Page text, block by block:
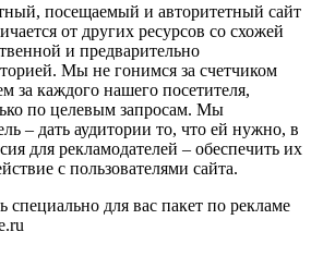
посещаемый и авторитетный сайт
от других ресурсов со схожей
и предварительно
Мы не гонимся за счетчиком
за каждого нашего посетителя,
по целевым запросам. Мы
– дать аудитории то, что ей нужно, в
для рекламодателей – обеспечить их
с пользователями сайта.
специально для вас пакет по рекламе